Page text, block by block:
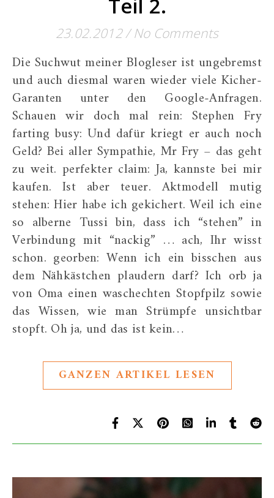
Teil 2.
23.02.2012/ No Comments
Die Suchwut meiner Blogleser ist ungebremst
und auch diesmal waren wieder viele Kicher-
Garanten unter den Google-Anfragen.
Schauen wir doch mal rein: Stephen Fry
farting busy: Und dafür kriegt er auch noch
Geld? Bei aller Sympathie, Mr Fry – das geht
zu weit. perfekter claim: Ja, kannste bei mir
kaufen. Ist aber teuer. Aktmodell mutig
stehen: Hier habe ich gekichert. Weil ich eine
so alberne Tussi bin, dass ich “stehen” in
Verbindung mit “nackig” … ach, Ihr wisst
schon. georben: Wenn ich ein bisschen aus
dem Nähkästchen plaudern darf? Ich orb ja
von Oma einen waschechten Stopfpilz sowie
das Wissen, wie man Strümpfe unsichtbar
stopft. Oh ja, und das ist kein…
GANZEN ARTIKEL LESEN